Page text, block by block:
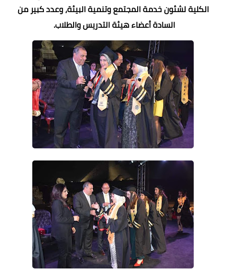
الكلية لشئون خدمة المجتمع وتنمية البيئة، وعدد كبير من
السادة أعضاء هيئة التدريس والطلاب.